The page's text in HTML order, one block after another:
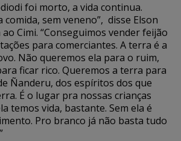
foi morto, a vida continua.
comida, sem veneno”, disse Elson
Cimi. “Conseguimos vender feijão
para comerciantes. A terra é a
Não queremos ela para o ruim,
ficar rico. Queremos a terra para
Ñanderu, dos espíritos dos que
É o lugar pra nossas crianças
temos vida, bastante. Sem ela é
Pro branco já não basta tudo